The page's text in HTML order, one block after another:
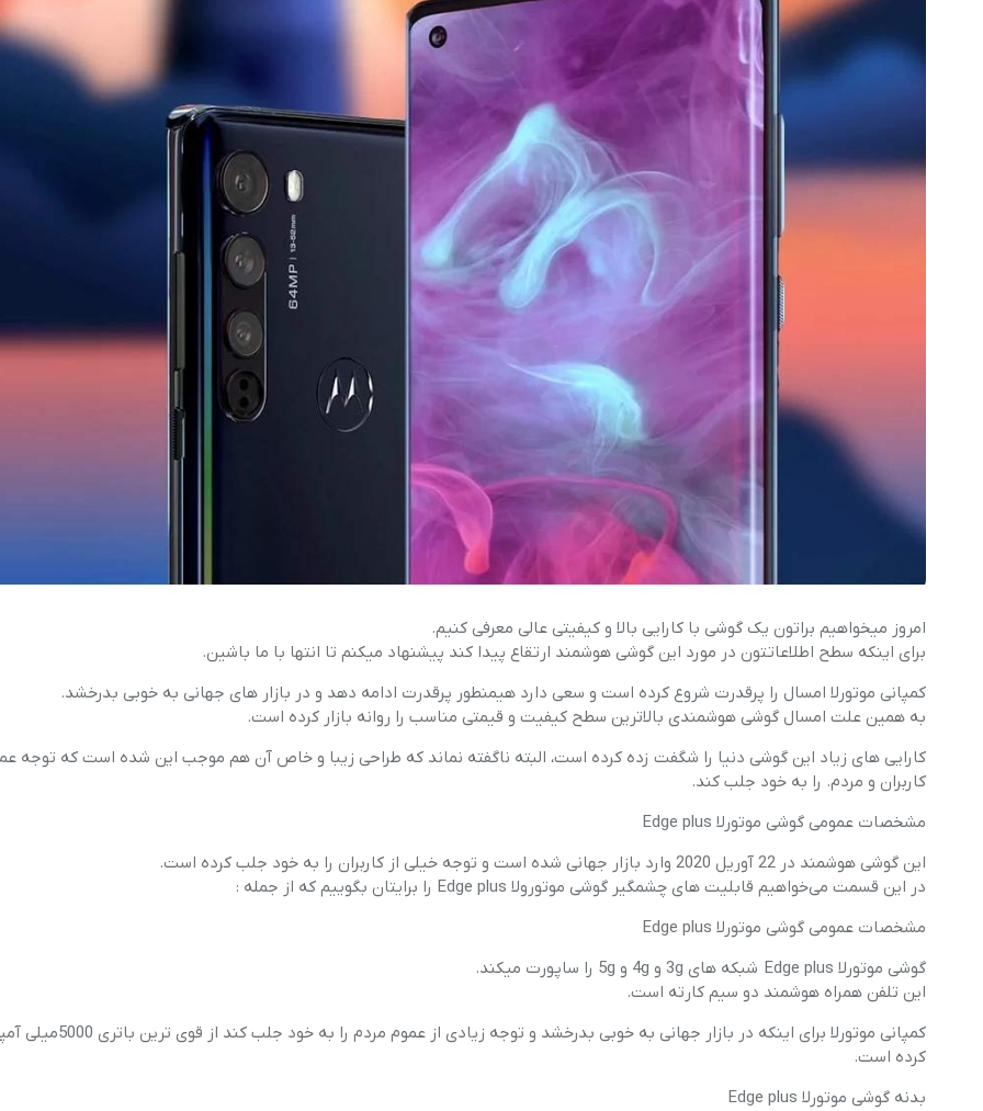
گوشی موتورولا
گوشی نوکیا
گوشی وان پلاس
گوشی اچ تی سی
گوشی ال جی
گوشی کاترپیلار
اجاق گاز
خردکن
امروز میخواهیم براتون یک گوشی با کارایی بالا و کیفیتی عالی معرفی کنیم.
برای اینکه سطح اطلاعاتتون در مورد این گوشی هوشمند ارتقاع پیدا کند پیشنهاد میکنم تا انتها با ما باشین.
کمپانی موتورلا امسال را پرقدرت شروع کرده است و سعی دارد هیمنطور پرقدرت ادامه دهد و در بازار های جهانی به خوبی بدرخشد.
به همین علت امسال گوشی هوشمندی بالاترین سطح کیفیت و قیمتی مناسب را روانه بازار کرده است.
کارایی های زیاد این گوشی دنیا را شگفت زده کرده است، البته ناگفته نماند که طراحی زیبا و خاص آن هم موجب این شده است که توجه
کاربران و مردم. را به خود جلب کند.
مشخصات عمومی گوشی موتورلا Edge plus
این گوشی هوشمند در 22 آوریل 2020 وارد بازار جهانی شده است و توجه خیلی از کاربران را به خود جلب کرده است.
در این قسمت می‌خواهیم قابلیت های چشمگیر گوشی موتورولا Edge plus را برایتان بگوییم که از جمله :
مشخصات عمومی گوشی موتورلا Edge plus
گوشی موتورلا Edge plus شبکه های 3g و 4g و 5g را ساپورت میکند.
این تلفن همراه هوشمند دو سیم کارته است.
کمپانی موتورلا برای اینکه در بازار جهانی به خوبی بدرخشد و
کرده است.
بدنه گوشی موتورلا Edge plus